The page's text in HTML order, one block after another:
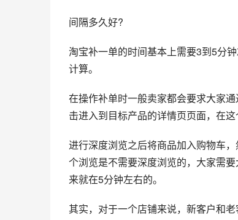
间隔多久好?
淘宝补一单的时间基本上需要3到5分
计算。
在操作补单时一般卖家都会要求大家
击进入到目标产品的详情页页面，在
进行深度浏览之后将商品加入购物车
个浏览是不需要深度浏览的，大家需
来就在5分钟左右的。
其实，对于一个店铺来说，新客户和老